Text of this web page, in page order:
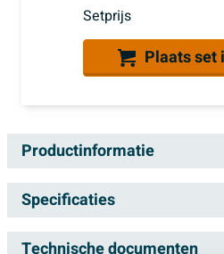
Setprijs
Plaats set
Productinformatie
Villeroy & Boch Squaro
duobad quaryl
incl. poten en afvoer-/
Specificaties
Artikelnummer
Technische documenten